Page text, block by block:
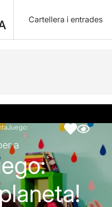
Cartellera i entrades
a